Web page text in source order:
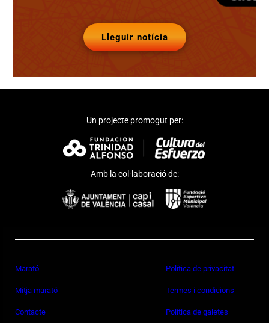
Lleguir notícia
Un projecte promogut per:
Amb la col·laboració de:
Marató
Mitja marató
Contacte
Política de privacitat
Termes i condicions
Política de galetes